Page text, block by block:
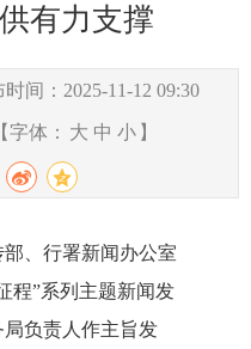
有力支撑
时间：2025-11-12 09:30
【字体： 大 中 小 】
、行署新闻办公室
程”系列主题新闻发
负责人作主旨发